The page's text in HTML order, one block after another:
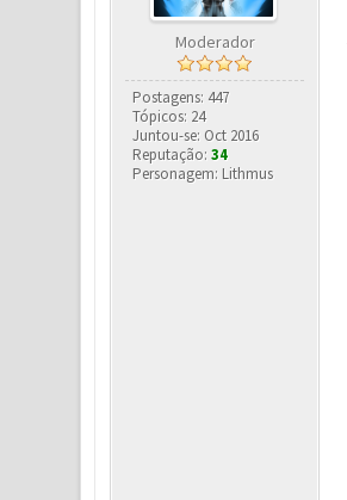
Moderador
Postagens: 447
Tópicos: 24
Juntou-se: Oct 2016
Reputação:34
Personagem: Lithmus